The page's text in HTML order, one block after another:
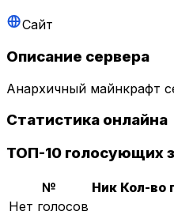
Сайт
Описание сервера
Анархичный майнкрафт
Статистика онлайна
ТОП-10 голосующих
№ Ник Кол-во
Нет голосов